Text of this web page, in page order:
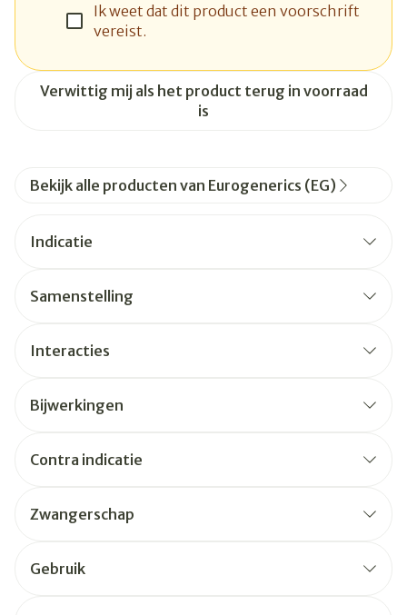
Ik weet dat dit product een voorschrift
vereist.
Verwittig mij als het product terug in voorraad
is
Bekijk alle producten van Eurogenerics (EG)
Indicatie
Samenstelling
Interacties
Bijwerkingen
Contra indicatie
Zwangerschap
Gebruik